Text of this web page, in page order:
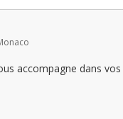
- 12:00 | 14:00 - 18:00
accompagne dans